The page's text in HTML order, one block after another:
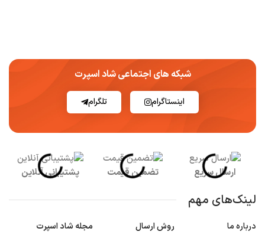
شبکه های اجتماعی شاد اسپرت
اینستاگرام تلگرام
ارسال سریع تضمین قیمت پشتیبانی آنلاین
لینک‌های مهم
درباره ما
روش ارسال
مجله شاد اسپرت